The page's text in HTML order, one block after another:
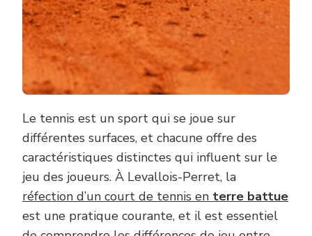
Le tennis est un sport qui se joue sur
différentes surfaces, et chacune offre des
caractéristiques distinctes qui influent sur le
jeu des joueurs. À Levallois-Perret, la
réfection d’un court de tennis en terre battue
est une pratique courante, et il est essentiel